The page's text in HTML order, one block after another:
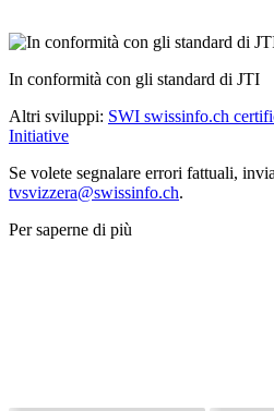
In conformità con gli standard di JTI
Altri sviluppi: SWI swissinfo.ch
Initiative
Se volete segnalare errori fattuali,
tvsvizzera@swissinfo.ch.
Per saperne di più